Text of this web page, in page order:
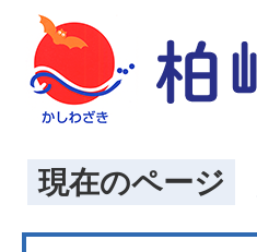
現在のページ